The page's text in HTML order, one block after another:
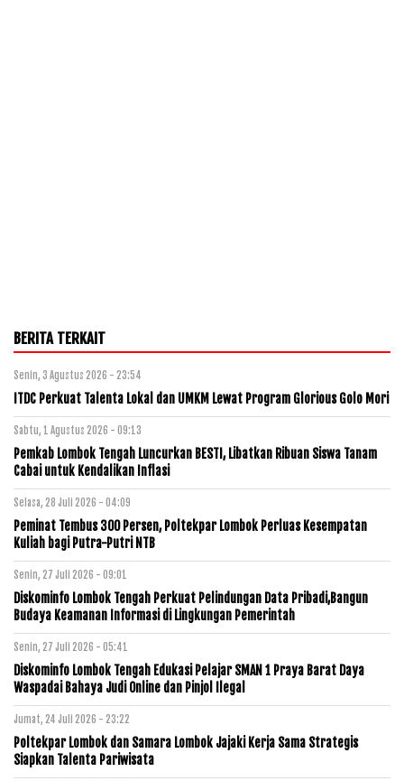
BERITA TERKAIT
Senin, 3 Agustus 2026 - 23:54
ITDC Perkuat Talenta Lokal dan UMKM Lewat Program Glorious Golo Mori
Sabtu, 1 Agustus 2026 - 09:13
Pemkab Lombok Tengah Luncurkan BESTI, Libatkan Ribuan Siswa Tanam
Cabai untuk Kendalikan Inflasi
Selasa, 28 Juli 2026 - 04:09
Peminat Tembus 300 Persen, Poltekpar Lombok Perluas Kesempatan
Kuliah bagi Putra-Putri NTB
Senin, 27 Juli 2026 - 09:01
Diskominfo Lombok Tengah Perkuat Pelindungan Data Pribadi,Bangun
Budaya Keamanan Informasi di Lingkungan Pemerintah
Senin, 27 Juli 2026 - 05:41
Diskominfo Lombok Tengah Edukasi Pelajar SMAN 1 Praya Barat Daya
Waspadai Bahaya Judi Online dan Pinjol Ilegal
Jumat, 24 Juli 2026 - 23:22
Poltekpar Lombok dan Samara Lombok Jajaki Kerja Sama Strategis
Siapkan Talenta Pariwisata